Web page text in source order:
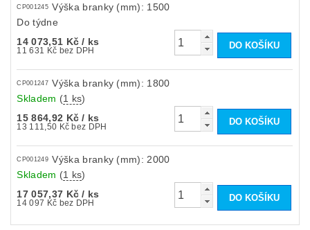
CP001245 Výška branky (mm): 1500
Do týdne
14 073,51 Kč/ ks
11 631 Kč bez DPH
CP001247 Výška branky (mm): 1800
Skladem (1 ks)
15 864,92 Kč/ ks
13 111,50 Kč bez DPH
CP001249 Výška branky (mm): 2000
Skladem (1 ks)
17 057,37 Kč/ ks
14 097 Kč bez DPH